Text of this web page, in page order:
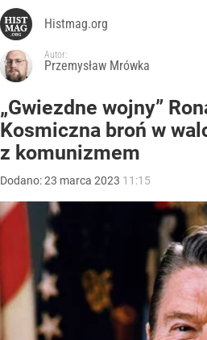
Histmag.org
Autor:
Przemysław Mrówka
„Gwiezdne wojny”
Kosmiczna broń w
z komunizmem
Dodano:23 marca 2023 11:15